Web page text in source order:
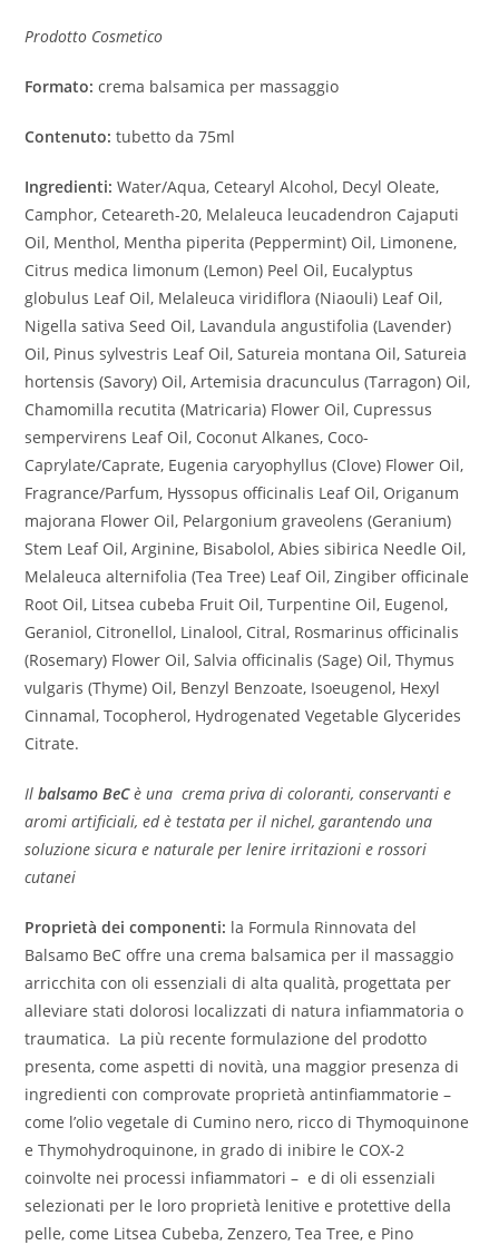
Prodotto Cosmetico
Formato:crema balsamica per massaggio
Contenuto:tubetto da 75ml
Ingredienti: Water/Aqua, Cetearyl Alcohol, Decyl Oleate,
Camphor, Ceteareth-20, Melaleuca leucadendron Cajaputi
Oil, Menthol, Mentha piperita (Peppermint) Oil, Limonene,
Citrus medica limonum (Lemon) Peel Oil, Eucalyptus
globulus Leaf Oil, Melaleuca viridiflora (Niaouli) Leaf Oil,
Nigella sativa Seed Oil, Lavandula angustifolia (Lavender)
Oil, Pinus sylvestris Leaf Oil, Satureia montana Oil, Satureia
hortensis (Savory) Oil, Artemisia dracunculus (Tarragon) Oil,
Chamomilla recutita (Matricaria) Flower Oil, Cupressus
sempervirens Leaf Oil, Coconut Alkanes, Coco-
Caprylate/Caprate, Eugenia caryophyllus (Clove) Flower Oil,
Fragrance/Parfum, Hyssopus officinalis Leaf Oil, Origanum
majorana Flower Oil, Pelargonium graveolens (Geranium)
Stem Leaf Oil, Arginine, Bisabolol, Abies sibirica Needle Oil,
Melaleuca alternifolia (Tea Tree) Leaf Oil, Zingiber officinale
Root Oil, Litsea cubeba Fruit Oil, Turpentine Oil, Eugenol,
Geraniol, Citronellol, Linalool, Citral, Rosmarinus officinalis
(Rosemary) Flower Oil, Salvia officinalis (Sage) Oil, Thymus
vulgaris (Thyme) Oil, Benzyl Benzoate, Isoeugenol, Hexyl
Cinnamal, Tocopherol, Hydrogenated Vegetable Glycerides
Citrate.
Ilbalsamo BeCè una crema priva di coloranti, conservanti e
aromi artificiali, ed è testata per il nichel, garantendo una
soluzione sicura e naturale per lenire irritazioni e rossori
cutanei
Proprietà dei componenti: la Formula Rinnovata del
Balsamo BeC offre una crema balsamica per il massaggio
arricchita con oli essenziali di alta qualità, progettata per
alleviare stati dolorosi localizzati di natura infiammatoria o
traumatica. La più recente formulazione del prodotto
presenta, come aspetti di novità, una maggior presenza di
ingredienti con comprovate proprietà antinfiammatorie –
come l’olio vegetale di Cumino nero, ricco di Thymoquinone
e Thymohydroquinone, in grado di inibire le COX-2
coinvolte nei processi infiammatori – e di oli essenziali
selezionati per le loro proprietà lenitive e protettive della
pelle, come Litsea Cubeba, Zenzero, Tea Tree, e Pino